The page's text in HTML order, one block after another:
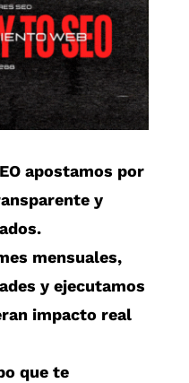
apostamos por
y
mensuales,
y ejecutamos
impacto real
que te